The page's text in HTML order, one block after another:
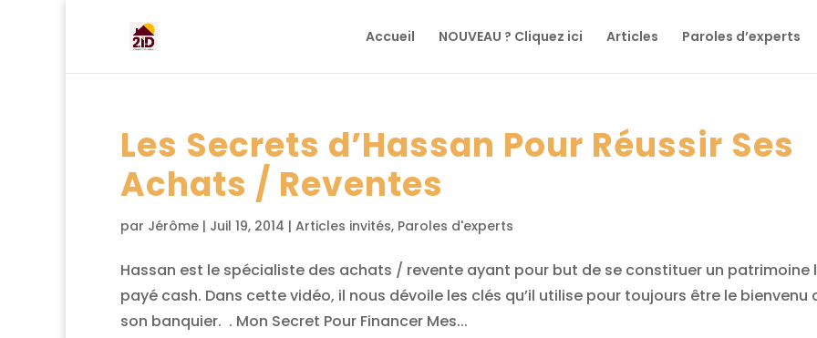
Accueil NOUVEAU ? Cliquez ici Articles Paroles d’experts
Les Secrets d’Hassan Pour Réussir Ses
Achats / Reventes
par Jérôme | Juil 19, 2014 | Articles invités, Paroles d'experts
Hassan est le spécialiste des achats / revente ayant pour but de se constituer un patrimoine
payé cash. Dans cette vidéo, il nous dévoile les clés qu’il utilise pour toujours être le bienvenu
son banquier. . Mon Secret Pour Financer Mes...